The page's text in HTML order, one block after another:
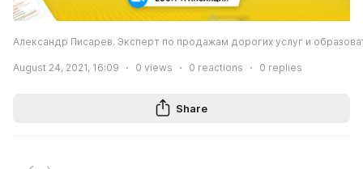
Александр Писарев. Эксперт по продажам дорогих услуг и
August 24, 2021, 16:09 0 views 0 reactions 0 replies
Share